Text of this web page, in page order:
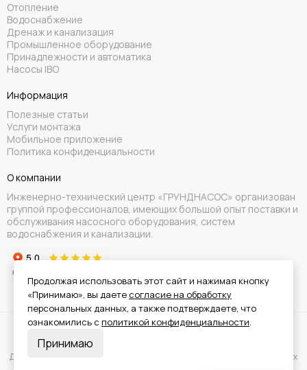
Отопление
Водоснабжение
Дренаж и канализация
Промышленное оборудование
Принадлежности и автоматика
Насосы IBO
Информация
Полезные статьи
Услуги монтажа
Мобильное приложение
Политика конфиденциальности
О компании
Инженерно-технический центр «ГРУНДНАСОС» организован
группой профессионалов, имеющих большой опыт поставки и
обслуживания насосного оборудования, систем
водоснабжения и канализации.
Для получения подробной информации о наличии и стоимости указанных
Продолжая использовать этот сайт и нажимая кнопку
«Принимаю», вы даете согласие на обработку
персональных данных, а также подтверждаете, что
ознакомились с политикой конфиденциальности.
Принимаю